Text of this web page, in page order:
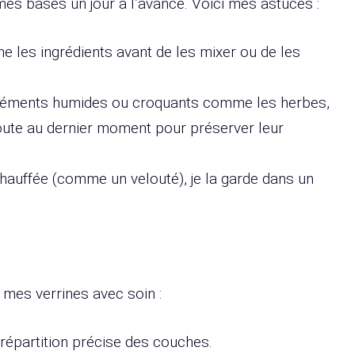
bases un jour à l’avance. Voici mes astuces :
les ingrédients avant de les mixer ou de les
humides ou croquants comme les herbes,
au dernier moment pour préserver leur
(comme un velouté), je la garde dans un
verrines avec soin :
précise des couches.